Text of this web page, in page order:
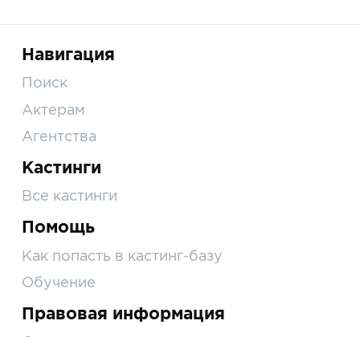
Навигация
Поиск
Актерам
Агентства
Кастинги
Все кастинги
Помощь
Как попасть в кастинг-базу
Обучение
Правовая информация